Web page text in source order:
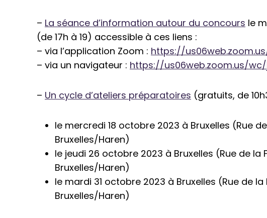
– La séance d’information autour du concours le
(de 17h à 19) accessible à ces liens :
– via l’application Zoom : https://
– via un navigateur : https://us06web.zoom.us/
– Un cycle d’ateliers préparatoires (gratuits, de
le mercredi 18 octobre 2023 à Bruxelles (Rue de
Bruxelles/Haren)
le jeudi 26 octobre 2023 à Bruxelles (Rue de la
Bruxelles/Haren)
le mardi 31 octobre 2023 à Bruxelles (Rue de la
Bruxelles/Haren)